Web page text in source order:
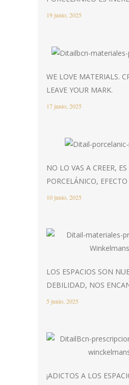
19 junio, 2025
WE LOVE MATERIALS.
LEAVE YOUR MARK.
17 junio, 2025
NO LO VAS A CREER, ES
PORCELÁNICO,
10 junio, 2025
LOS ESPACIOS SON
DEBILIDAD, NOS
5 junio, 2025
¡ADICTOS A LOS